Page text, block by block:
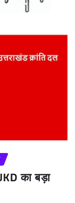
का बड़ा